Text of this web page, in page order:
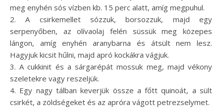
meg enyhén sós vízben kb. 15 perc alatt, amíg megpuhul.
2. A csirkemellet sózzuk, borsozzuk, majd egy
serpenyőben, az olívaolaj felén süssük meg közepes
lángon, amíg enyhén aranybarna és átsült nem lesz.
Hagyjuk kicsit hűlni, majd apró kockákra vágjuk.
3. A cukkinit és a sárgarépát mossuk meg, majd vékony
szeletekre vagy reszeljük.
4. Egy nagy tálban keverjük össze a főtt quinoát, a sült
csirkét, a zöldségeket és az apróra vágott petrezselymet.